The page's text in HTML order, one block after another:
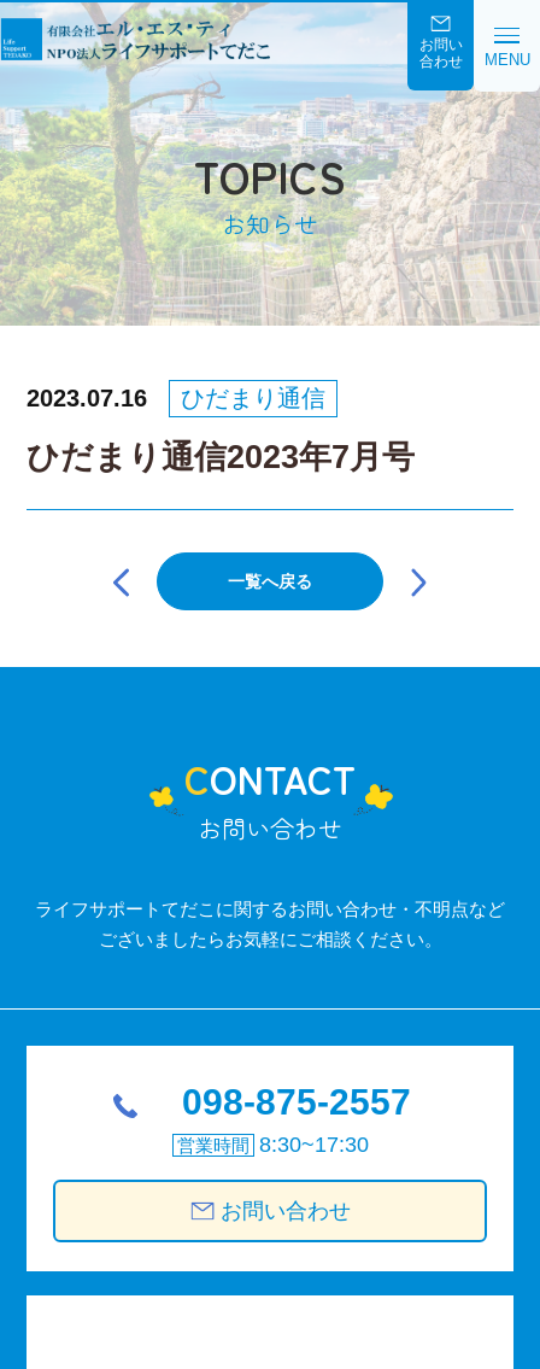
お問い
合わせ
MENU
TOPICS
お知らせ
ひだまり通信2023年7月号
2023.07.16 ひだまり通信
シ
一覧へ戻る
CONTACT
お問い合わせ
ライフサポートてだこに関するお問い合わせ・不明点など
ございましたらお気軽にご相談ください。
098-875-2557
営業時間 8:30~17:30
お問い合わせ